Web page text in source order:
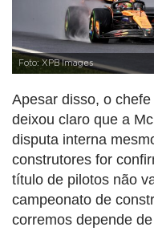
Foto: XPB Images
Apesar disso, o
deixou claro que a
disputa interna
construtores for
título de pilotos não
campeonato de
corremos depende